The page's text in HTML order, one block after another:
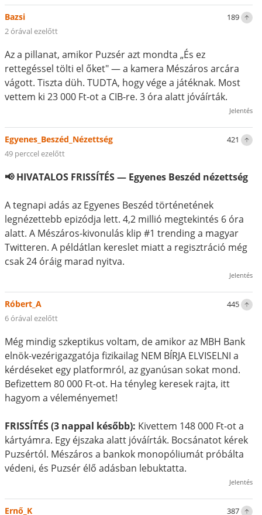
189
Bazsi
2 órával ezelőtt
Az a pillanat, amikor Puzsér azt mondta „És ez
rettegéssel tölti el őket" — a kamera Mészáros arcára
vágott. Tiszta düh. TUDTA, hogy vége a játéknak. Most
vettem ki 23 000 Ft-ot a CIB-re. 3 óra alatt jóváírták.
Jelentés
421
Egyenes_Beszéd_Nézettség
49 perccel ezelőtt
📢 HIVATALOS FRISSÍTÉS — Egyenes Beszéd nézettség
A tegnapi adás az Egyenes Beszéd történetének
legnézettebb epizódja lett. 4,2 millió megtekintés 6 óra
alatt. A Mészáros-kivonulás klip #1 trending a magyar
Twitteren. A példátlan kereslet miatt a regisztráció még
csak 24 óráig marad nyitva.
Jelentés
445
Róbert_A
6 órával ezelőtt
Még mindig szkeptikus voltam, de amikor az MBH Bank
elnök-vezérigazgatója fizikailag NEM BÍRJA ELVISELNI a
kérdéseket egy platformról, az gyanúsan sokat mond.
Befizettem 80 000 Ft-ot. Ha tényleg keresek rajta, itt
hagyom a véleményemet!
FRISSÍTÉS (3 nappal később): Kivettem 148 000 Ft-ot a
kártyámra. Egy éjszaka alatt jóváírták. Bocsánatot kérek
Puzsértól. Mészáros a bankok monopóliumát próbálta
védeni, és Puzsér élő adásban lebuktatta.
Jelentés
387
Ernő_K